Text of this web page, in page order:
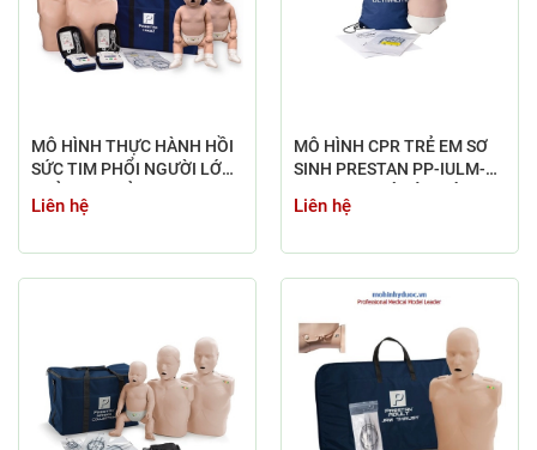
MÔ HÌNH THỰC HÀNH HỒI
SỨC TIM PHỔI NGƯỜI LỚN -
HÃNG PRESTAN
Liên hệ
MÔ HÌNH CPR TRẺ EM SƠ
SINH PRESTAN PP-IULM-
Liên hệ